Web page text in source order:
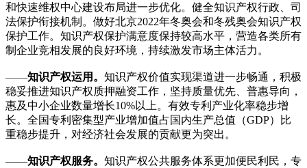
和快速维权中心建设布局进一步优化。健全知识产权行政、司
法保护衔接机制。做好北京2022年冬奥会和冬残奥会知识产权
保护工作。知识产权保护满意度保持较高水平，营造各类所有
制企业竞相发展的良好环境，持续激发市场主体活力。
——知识产权运用。 知识产权价值实现渠道进一步畅通，积极
稳妥推进知识产权质押融资工作，坚持质量优先、普惠导向，
惠及中小企业数量增长10%以上。有效专利产业化率稳步增
长。全国专利密集型产业增加值占国内生产总值（GDP）比
重稳步提升，对经济社会发展的贡献更为突出。
——知识产权服务。 知识产权公共服务体系更加便民利民，专